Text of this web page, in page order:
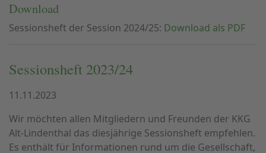
Download
Sessionsheft der Session 2024/25: Download als PDF
Sessionsheft 2023/24
11.11.2023
Wir möchten allen Mitgliedern und Freunden der KKG
Alt-Lindenthal das diesjährige Sessionsheft empfehlen.
Es enthält für Informationen rund um die Gesellschaft,